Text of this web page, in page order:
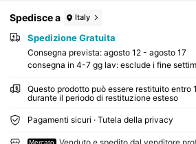
Spedisce a Italy
Spedizione Gratuita
Consegna prevista: agosto 12 - agosto 17
consegna in 4-7 gg lav: esclude i fine
Questo prodotto può essere restituito entro
durante il periodo di restituzione esteso
Pagamenti sicuri · Tutela della privacy
Mercato